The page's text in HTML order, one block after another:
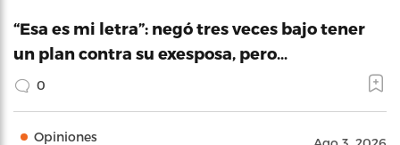
“Esa es mi letra”: negó tres veces bajo tener
un plan contra su exesposa, pero…
0
Opiniones